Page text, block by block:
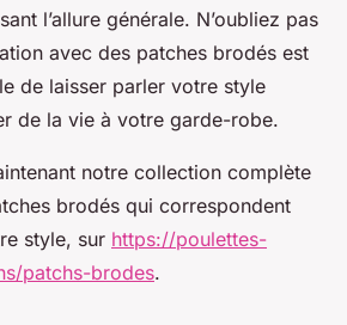
l’allure générale. N’oubliez pas
avec des patches brodés est
de laisser parler votre style
de la vie à votre garde-robe.
notre collection complète
brodés qui correspondent
style, sur https://poulettes-
patchs-brodes.